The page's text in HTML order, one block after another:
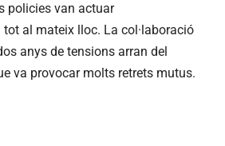
policies van actuar
al mateix lloc. La col·laboració
anys de tensions arran del
va provocar molts retrets mutus.